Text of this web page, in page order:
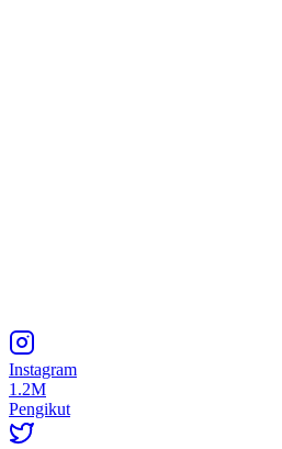
Instagram
1.2M
Pengikut